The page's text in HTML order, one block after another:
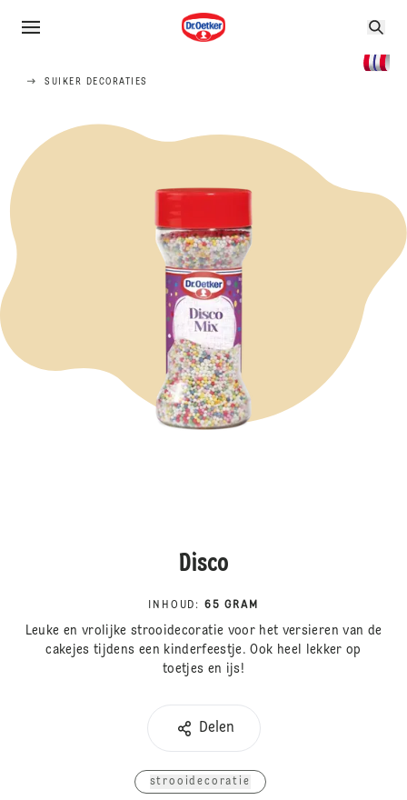
SUIKER DECORATIES
Disco
INHOUD : 65 GRAM
Leuke en vrolijke strooidecoratie voor het versieren van de
cakejes tijdens een kinderfeestje. Ook heel lekker op
toetjes en ijs!
Delen
strooidecoratie